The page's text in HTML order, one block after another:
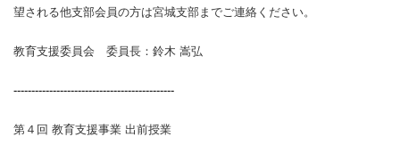
望される他支部会員の方は宮城支部までご連絡ください。
教育支援委員会 委員長：鈴木 嵩弘
---------------------------------------------
第４回 教育支援事業 出前授業